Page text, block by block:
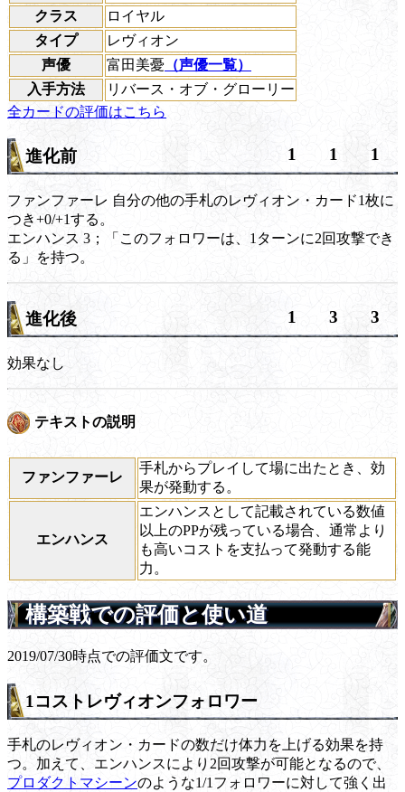
クラス
ロイヤル
タイプ
レヴィオン
声優
富田美憂 （声優一覧）
入手方法
リバース・オブ・グローリー
全カードの評価はこちら
進化前 1 1 1
ファンファーレ 自分の他の手札のレヴィオン・カード1枚に
つき+0/+1する。
エンハンス 3；「このフォロワーは、1ターンに2回攻撃でき
る」を持つ。
進化後 1 3 3
効果なし
テキストの説明
ファンファーレ
手札からプレイして場に出たとき、効
果が発動する。
エンハンス
エンハンスとして記載されている数値
以上のPPが残っている場合、通常より
も高いコストを支払って発動する能
力。
構築戦での評価と使い道
2019/07/30時点での評価文です。
1コストレヴィオンフォロワー
手札のレヴィオン・カードの数だけ体力を上げる効果を持
つ。加えて、エンハンスにより2回攻撃が可能となるので、
プロダクトマシーンのような1/1フォロワーに対して強く出